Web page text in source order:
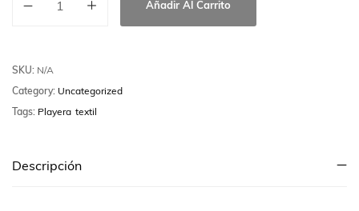
Añadir Al Carrito
SKU: N/A
Category: Uncategorized
Tags: Playera textil
Descripción